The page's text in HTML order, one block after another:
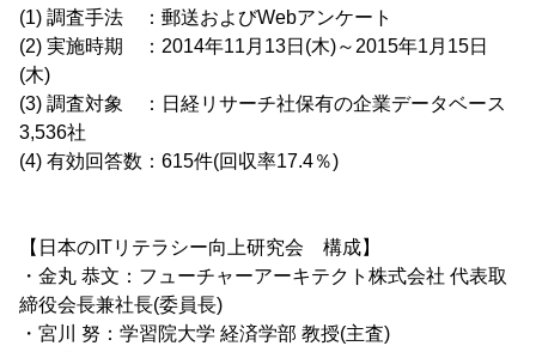
(1) 調査手法 ：郵送およびWebアンケート
(2) 実施時期 ：2014年11月13日(木)～2015年1月15日
(木)
(3) 調査対象 ：日経リサーチ社保有の企業データベース
3,536社
(4) 有効回答数：615件(回収率17.4％)
【日本のITリテラシー向上研究会 構成】
・金丸 恭文：フューチャーアーキテクト株式会社 代表取
締役会長兼社長(委員長)
・宮川 努：学習院大学 経済学部 教授(主査)